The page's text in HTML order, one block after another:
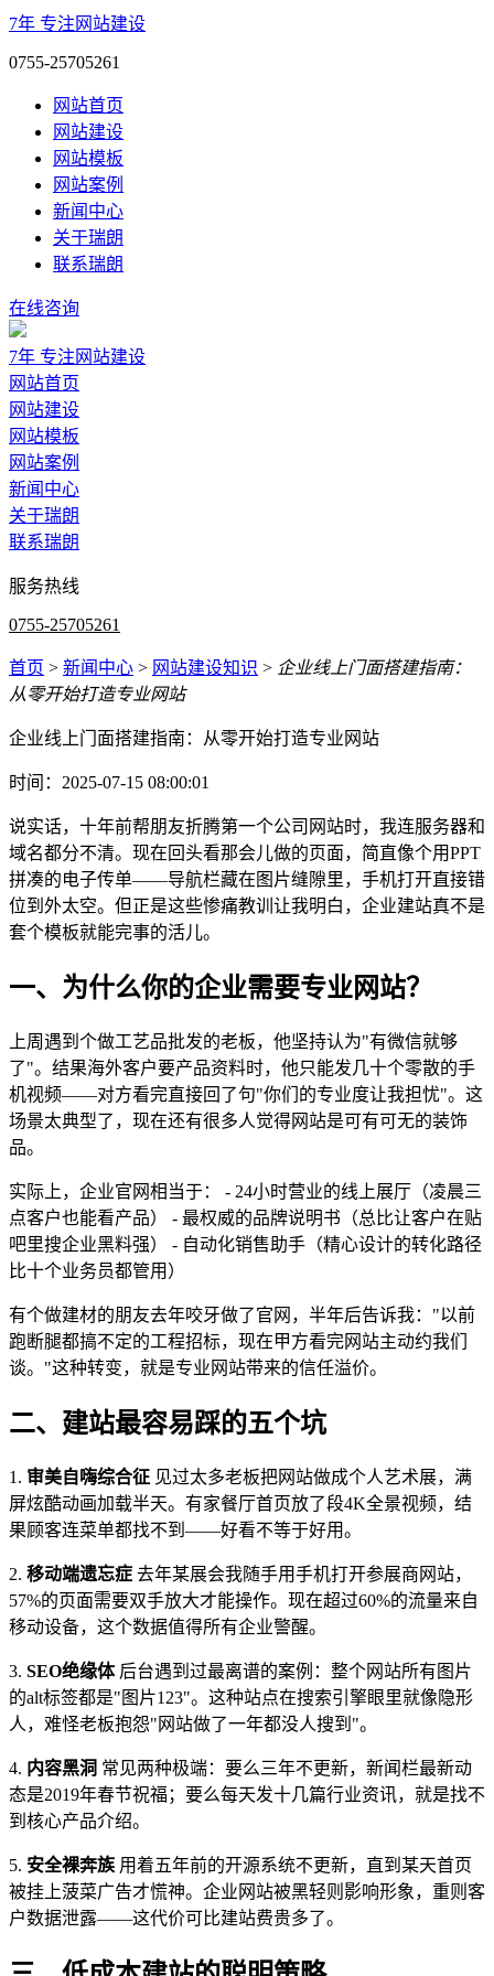
7年 专注网站建设
0755-25705261
网站首页
网站建设
网站模板
网站案例
新闻中心
关于瑞朗
联系瑞朗
在线咨询
7年 专注网站建设
网站首页
网站建设
网站模板
网站案例
新闻中心
关于瑞朗
联系瑞朗
服务热线
0755-25705261
首页 > 新闻中心 > 网站建设知识 > 企业线上门面搭建指南：
从零开始打造专业网站
企业线上门面搭建指南：从零开始打造专业网站
时间：2025-07-15 08:00:01
说实话，十年前帮朋友折腾第一个公司网站时，我连服务器和
域名都分不清。现在回头看那会儿做的页面，简直像个用PPT
拼凑的电子传单——导航栏藏在图片缝隙里，手机打开直接错
位到外太空。但正是这些惨痛教训让我明白，企业建站真不是
套个模板就能完事的活儿。
一、为什么你的企业需要专业网站？
上周遇到个做工艺品批发的老板，他坚持认为"有微信就够
了"。结果海外客户要产品资料时，他只能发几十个零散的手
机视频——对方看完直接回了句"你们的专业度让我担忧"。这
场景太典型了，现在还有很多人觉得网站是可有可无的装饰
品。
实际上，企业官网相当于： - 24小时营业的线上展厅（凌晨三
点客户也能看产品） - 最权威的品牌说明书（总比让客户在贴
吧里搜企业黑料强） - 自动化销售助手（精心设计的转化路径
比十个业务员都管用）
有个做建材的朋友去年咬牙做了官网，半年后告诉我："以前
跑断腿都搞不定的工程招标，现在甲方看完网站主动约我们
谈。"这种转变，就是专业网站带来的信任溢价。
二、建站最容易踩的五个坑
1. 审美自嗨综合征 见过太多老板把网站做成个人艺术展，满
屏炫酷动画加载半天。有家餐厅首页放了段4K全景视频，结
果顾客连菜单都找不到——好看不等于好用。
2. 移动端遗忘症 去年某展会我随手用手机打开参展商网站，
57%的页面需要双手放大才能操作。现在超过60%的流量来自
移动设备，这个数据值得所有企业警醒。
3. SEO绝缘体后台遇到过最离谱的案例：整个网站所有图片
的alt标签都是"图片123"。这种站点在搜索引擎眼里就像隐形
人，难怪老板抱怨"网站做了一年都没人搜到"。
4. 内容黑洞 常见两种极端：要么三年不更新，新闻栏最新动
态是2019年春节祝福；要么每天发十几篇行业资讯，就是找不
到核心产品介绍。
5. 安全裸奔族 用着五年前的开源系统不更新，直到某天首页
被挂上菠菜广告才慌神。企业网站被黑轻则影响形象，重则客
户数据泄露——这代价可比建站费贵多了。